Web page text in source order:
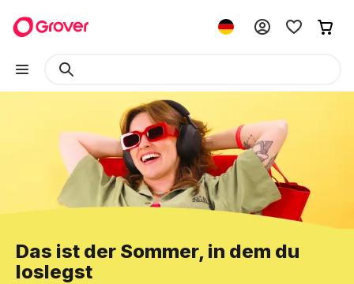
Das ist der Sommer, in dem du
loslegst